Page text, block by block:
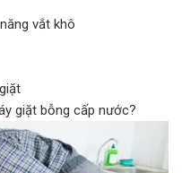
vắt khô
giặt bỗng cấp nước?